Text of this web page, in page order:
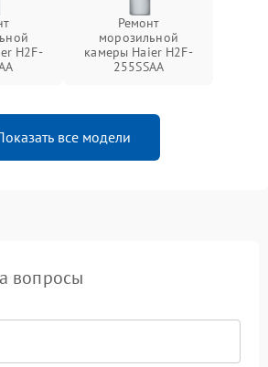
H2F-
Ремонт
морозильной
камеры Haier H2F-
255SSAA
все модели
вопросы